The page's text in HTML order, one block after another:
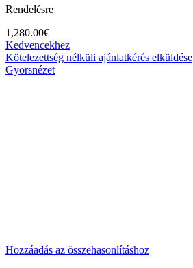
Rendelésre
1,280.00€
Kedvencekhez
Kötelezettség nélküli ajánlatkérés elküldése
Gyorsnézet
Hozzáadás az összehasonlításhoz